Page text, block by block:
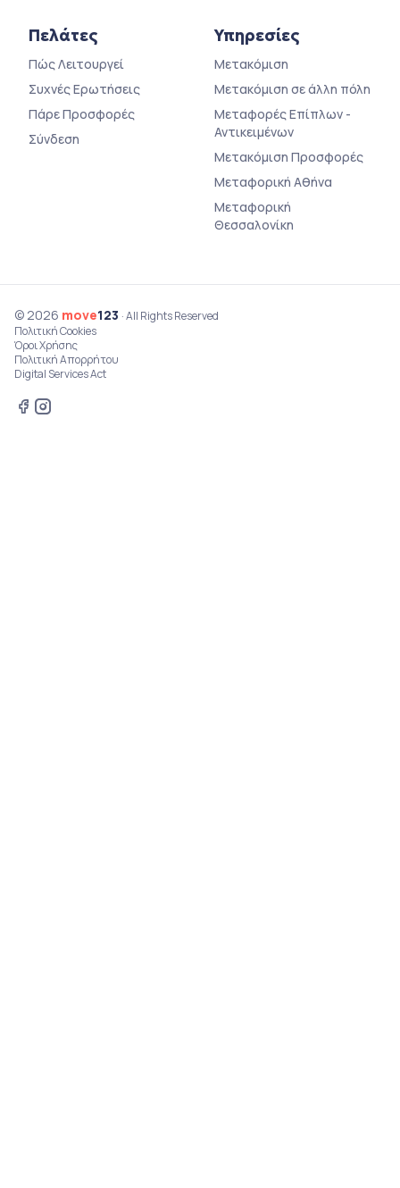
Πελάτες
Πώς Λειτουργεί
Συχνές Ερωτήσεις
Πάρε Προσφορές
Σύνδεση
Υπηρεσίες
Μετακόμιση
Μετακόμιση σε άλλη πόλη
Μεταφορές Επίπλων -
Αντικειμένων
Μετακόμιση Προσφορές
Μεταφορική Αθήνα
Μεταφορική
Θεσσαλονίκη
© 2026 move123 · All Rights Reserved
Πολιτική Cookies
Όροι Χρήσης
Πολιτική Απορρήτου
Digital Services Act